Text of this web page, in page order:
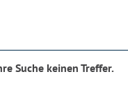
Suche keinen Treffer.